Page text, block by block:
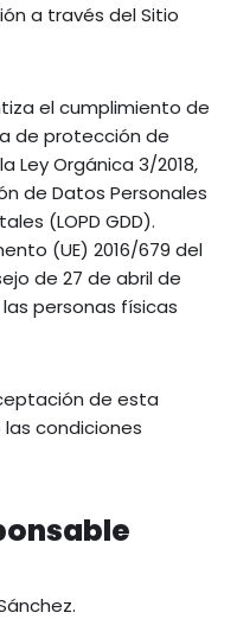
a través del Sitio
el cumplimiento de
de protección de
Ley Orgánica 3/2018,
de Datos Personales
(LOPD GDD).
(UE) 2016/679 del
de 27 de abril de
personas físicas
de esta
condiciones